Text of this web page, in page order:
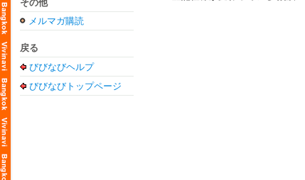
その他
メルマガ購読
戻る
びびなびヘルプ
びびなびトップページ